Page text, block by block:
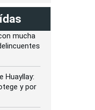
mucha
Huayllay:
y por